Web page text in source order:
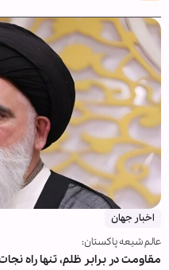
اخبار جهان
عالم شیعه پاکستان:
مقاومت در برابر ظلم، تنها راه